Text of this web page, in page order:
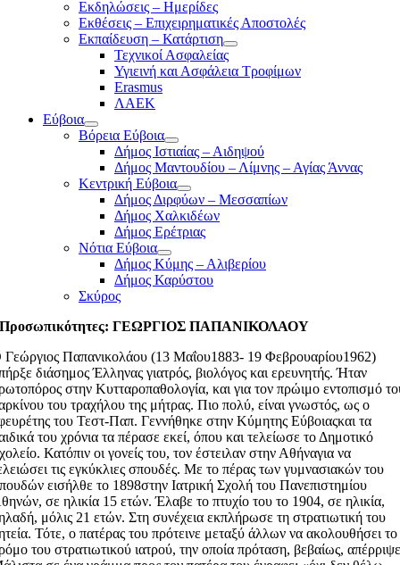
Εκδηλώσεις – Ημερίδες
Εκθέσεις – Επιχειρηματικές Αποστολές
Εκπαίδευση – Κατάρτιση
Τεχνικοί Ασφαλείας
Υγιεινή και Ασφάλεια Τροφίμων
Erasmus
ΛΑΕΚ
Εύβοια
Βόρεια Εύβοια
Δήμος Ιστιαίας – Αιδηψού
Δήμος Μαντουδίου – Λίμνης – Αγίας Άννας
Κεντρική Εύβοια
Δήμος Διρφύων – Μεσσαπίων
Δήμος Χαλκιδέων
Δήμος Ερέτριας
Νότια Εύβοια
Δήμος Κύμης – Αλιβερίου
Δήμος Καρύστου
Σκύρος
Προσωπικότητες: ΓΕΩΡΓΙΟΣ ΠΑΠΑΝΙΚΟΛΑΟΥ
Παπανικολάου (13 Μαΐου1883- 19 Φεβρουαρίου1962)
διάσημος Έλληνας γιατρός, βιολόγος και ερευνητής. Ήταν
στην Κυτταροπαθολογία, και για τον πρώιμο εντοπισμό
του τραχήλου της μήτρας. Πιο πολύ, είναι γνωστός, ως ο
του Τεστ-Παπ. Γεννήθηκε στην Κύμητης Εύβοιαςκαι τα
του χρόνια τα πέρασε εκεί, όπου και τελείωσε το Δημοτικό
Κατόπιν οι γονείς του, τον έστειλαν στην Αθήναγια να
τις εγκύκλιες σπουδές. Με το πέρας των γυμνασιακών του
εισήλθε το 1898στην Ιατρική Σχολή του Πανεπιστημίου
σε ηλικία 15 ετών. Έλαβε το πτυχίο του το 1904, σε ηλικία,
μόλις 21 ετών. Στη συνέχεια εκπλήρωσε τη στρατιωτική του
Τότε, ο πατέρας του πρότεινε μεταξύ άλλων να ακολουθήσει το
του στρατιωτικού ιατρού, την οποία πρόταση, βεβαίως,